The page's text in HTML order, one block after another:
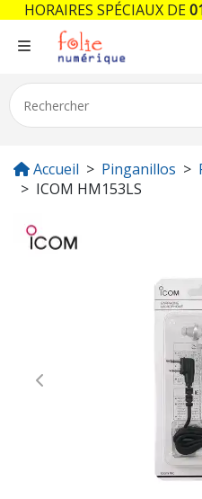
Accueil Pinganillos
ICOM HM153LS
Previous
HORAIRES SPÉCIAUX DE